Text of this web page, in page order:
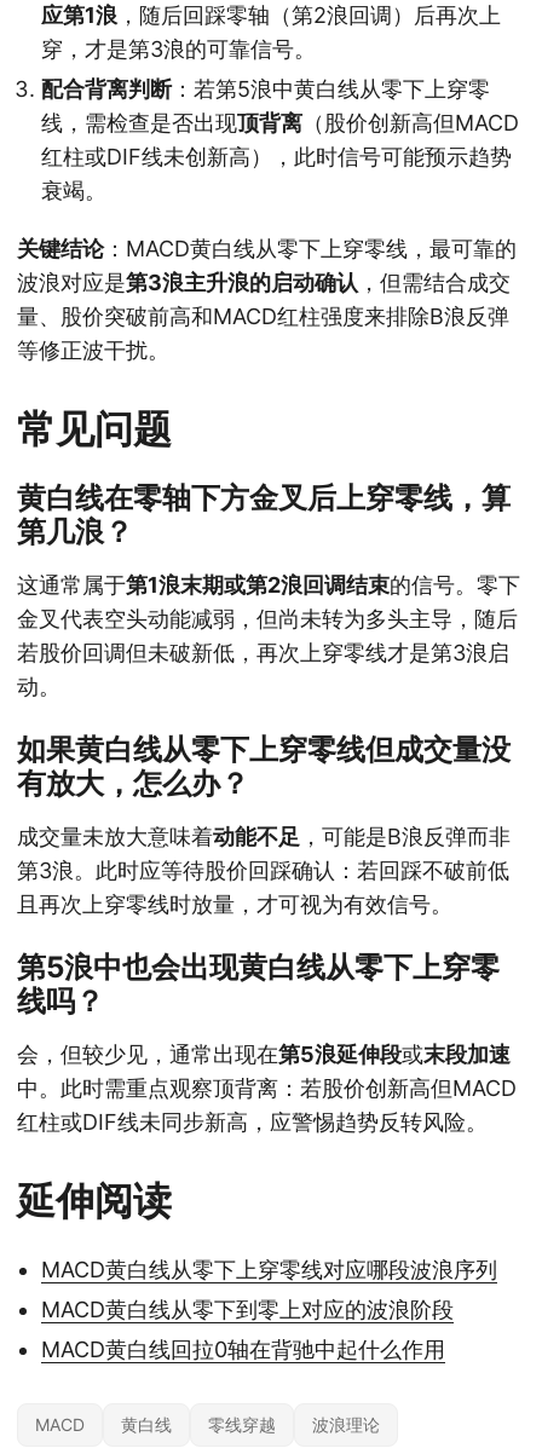
应第1浪 ，随后回踩零轴（第2浪回调）后再次上
穿，才是第3浪的可靠信号。
配合背离判断：若第5浪中黄白线从零下上穿零
线，需检查是否出现顶背离 （股价创新高但MACD
红柱或DIF线未创新高），此时信号可能预示趋势
衰竭。
关键结论：MACD黄白线从零下上穿零线，最可靠的
波浪对应是第3浪主升浪的启动确认 ，但需结合成交
量、股价突破前高和MACD红柱强度来排除B浪反弹
等修正波干扰。
常见问题
黄白线在零轴下方金叉后上穿零线，算
第几浪？
这通常属于第1浪末期或第2浪回调结束的信号。零下
金叉代表空头动能减弱，但尚未转为多头主导，随后
若股价回调但未破新低，再次上穿零线才是第3浪启
动。
如果黄白线从零下上穿零线但成交量没
有放大，怎么办？
成交量未放大意味着动能不足 ，可能是B浪反弹而非
第3浪。此时应等待股价回踩确认：若回踩不破前低
且再次上穿零线时放量，才可视为有效信号。
第5浪中也会出现黄白线从零下上穿零
线吗？
会，但较少见，通常出现在第5浪延伸段或末段加速
中。此时需重点观察顶背离：若股价创新高但MACD
红柱或DIF线未同步新高，应警惕趋势反转风险。
延伸阅读
MACD黄白线从零下上穿零线对应哪段波浪序列
MACD黄白线从零下到零上对应的波浪阶段
MACD黄白线回拉0轴在背驰中起什么作用
MACD 黄白线 零线穿越 波浪理论